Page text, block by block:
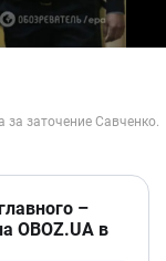
–
OBOZ.UA в